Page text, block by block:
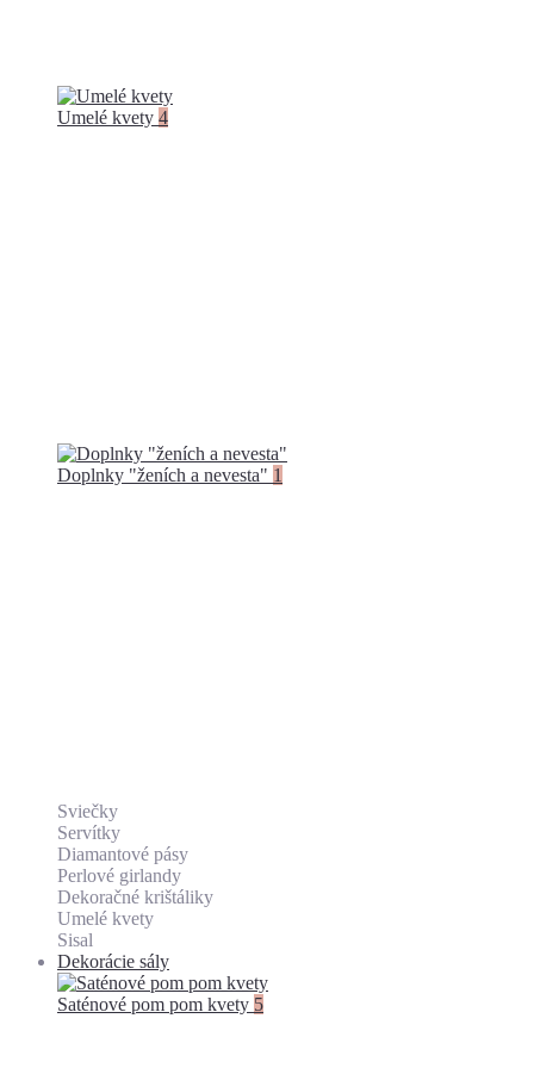
Umelé kvety 4
Doplnky "ženích a nevesta" 1
Sviečky
Servítky
Diamantové pásy
Perlové girlandy
Dekoračné krištáliky
Umelé kvety
Sisal
Dekorácie sály
Saténové pom pom kvety 5